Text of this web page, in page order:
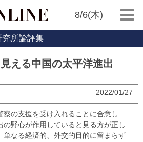
8/6(木)
究所論評集
える中国の太平洋進出
2022/01/27
察の支援を受け入れることに合意し
の野心が作用していると見る方が正し
単なる経済的、外交的目的に留まらず